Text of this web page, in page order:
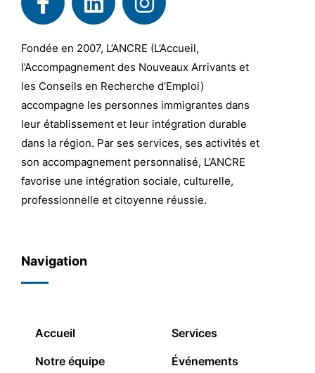
Fondée en 2007, L’ANCRE (L’Accueil,
l’Accompagnement des Nouveaux Arrivants et
les Conseils en Recherche d’Emploi)
accompagne les personnes immigrantes dans
leur établissement et leur intégration durable
dans la région. Par ses services, ses activités et
son accompagnement personnalisé, L’ANCRE
favorise une intégration sociale, culturelle,
professionnelle et citoyenne réussie.
Navigation
Accueil
Notre équipe
Services
Événements